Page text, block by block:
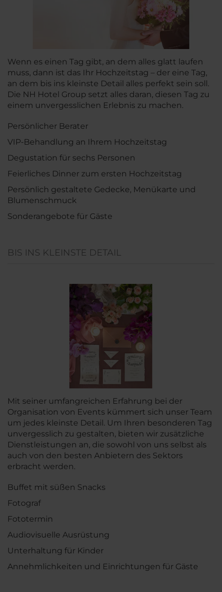
Wenn es einen Tag gibt, an dem alles glatt laufen
muss, dann ist das Ihr Hochzeitstag – der eine Tag,
an dem bis ins kleinste Detail alles perfekt sein soll.
Die NH Hotel Group setzt alles daran, diesen Tag zu
einem unvergesslichen Erlebnis zu machen.
Persönlicher Berater
VIP-Behandlung an Ihrem Hochzeitstag
Degustation für sechs Personen
Feierliches Dinner zum ersten Hochzeitstag
Persönlich gestaltete Gedecke, Menükarte und
Blumenschmuck
Sonderangebote für Gäste
BIS INS KLEINSTE DETAIL
Mit seiner umfangreichen Erfahrung bei der
Organisation von Events kümmert sich unser Team
um jedes kleinste Detail. Um Ihren besonderen Tag
unvergesslich zu gestalten, bieten wir zusätzliche
Dienstleistungen an, die sowohl von uns selbst als
auch von den besten Anbietern des Sektors
erbracht werden.
Buffet mit süßen Snacks
Fotograf
Fototermin
Audiovisuelle Ausrüstung
Unterhaltung für Kinder
Annehmlichkeiten und Einrichtungen für Gäste